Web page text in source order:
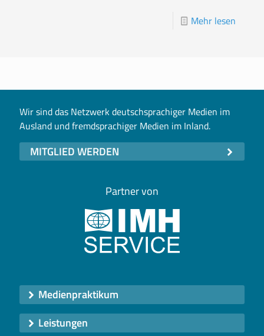
Mehr lesen
Wir sind das Netzwerk deutschsprachiger Medien im
Ausland und fremdsprachiger Medien im Inland.
MITGLIED WERDEN
Partner von
Medienpraktikum
Leistungen